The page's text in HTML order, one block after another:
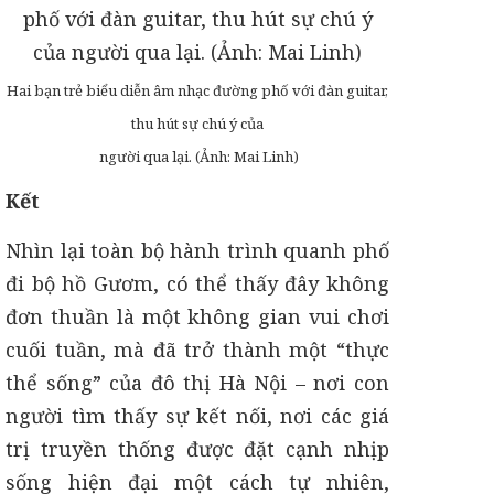
Hai bạn trẻ biểu diễn âm nhạc đường phố với đàn guitar,
thu hút sự chú ý của
người qua lại. (Ảnh: Mai Linh)
Kết
Nhìn lại toàn bộ hành trình quanh phố
đi bộ hồ Gươm, có thể thấy đây không
đơn thuần là một không gian vui chơi
cuối tuần, mà đã trở thành một “thực
thể sống” của đô thị Hà Nội – nơi con
người tìm thấy sự kết nối, nơi các giá
trị truyền thống được đặt cạnh nhịp
sống hiện đại một cách tự nhiên,